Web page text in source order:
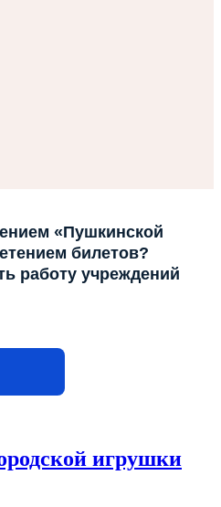
«Пушкинской
билетов?
работу учреждений
игрушки